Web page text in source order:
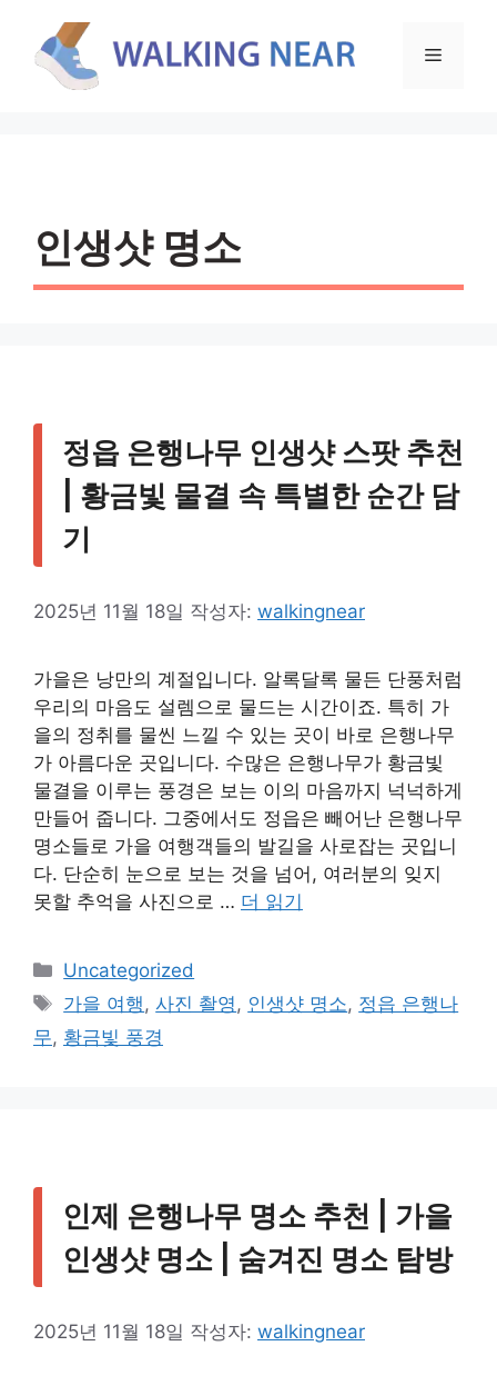
메
인생샷 명소
정읍 은행나무 인생샷 스팟 추천
| 황금빛 물결 속 특별한 순간 담
기
2025년 11월 18일 작성자: walkingnear
가을은 낭만의 계절입니다. 알록달록 물든 단풍처럼
우리의 마음도 설렘으로 물드는 시간이죠. 특히 가
을의 정취를 물씬 느낄 수 있는 곳이 바로 은행나무
가 아름다운 곳입니다. 수많은 은행나무가 황금빛
물결을 이루는 풍경은 보는 이의 마음까지 넉넉하게
만들어 줍니다. 그중에서도 정읍은 빼어난 은행나무
명소들로 가을 여행객들의 발길을 사로잡는 곳입니
다. 단순히 눈으로 보는 것을 넘어, 여러분의 잊지
못할 추억을 사진으로 … 더 읽기
카
테
고
리
Uncategorized
태
그
가을 여행 ,사진 촬영 , 인생샷 명소, 정읍 은행나
무, 황금빛 풍경
인제 은행나무 명소 추천 | 가을
인생샷 명소 | 숨겨진 명소 탐방
2025년 11월 18일 작성자: walkingnear